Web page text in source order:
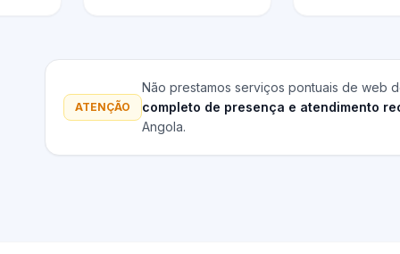
ATENÇÃO
Não prestamos serviços pontuais de web
completo de presença e atendimento
Angola.